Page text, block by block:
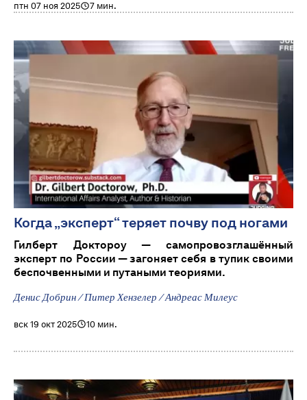
птн 07 ноя 2025 7 мин.
Когда „эксперт“ теряет почву под ногами
Гилберт Доктороу — самопровозглашённый
эксперт по России — загоняет себя в тупик своими
беспочвенными и путаными теориями.
Денис Добрин / Питер Хензелер / Андреас Милеус
вск 19 окт 2025 10 мин.